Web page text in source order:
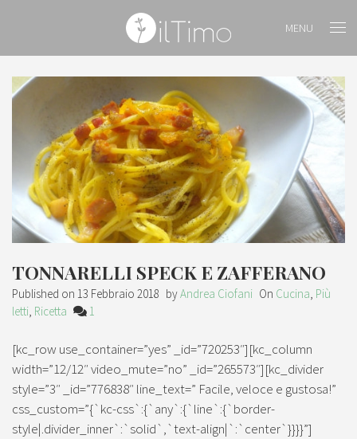
MENU
TONNARELLI SPECK E ZAFFERANO
Published on 13 Febbraio 2018 byAndrea Ciofani On Cucina, Più
letti, Ricetta 1
[kc_row use_container=”yes” _id=”720253″][kc_column
width=”12/12″ video_mute=”no” _id=”265573″][kc_divider
style=”3″ _id=”776838″ line_text=” Facile, veloce e gustosa!”
css_custom=”{`kc-css`:{`any`:{`line`:{`border-
style|.divider_inner`:`solid`,`text-align|`:`center`}}}}”]